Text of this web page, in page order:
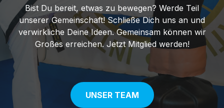
Bist Du bereit, etwas zu bewegen? Werde Teil
unserer Gemeinschaft! Schließe Dich uns an und
verwirkliche Deine Ideen. Gemeinsam können wir
Großes erreichen. Jetzt Mitglied werden!
UNSER TEAM